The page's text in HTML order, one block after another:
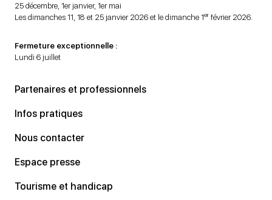
25 décembre, 1er janvier, 1er mai
Les dimanches 11, 18 et 25 janvier 2026 et le dimanche 1er février 2026.
Fermeture exceptionnelle :
Lundi 6 juillet
Partenaires et professionnels
Infos pratiques
Nous contacter
Espace presse
Tourisme et handicap